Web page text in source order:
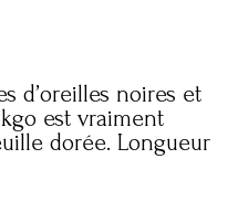
d’oreilles noires et
est vraiment
dorée. Longueur